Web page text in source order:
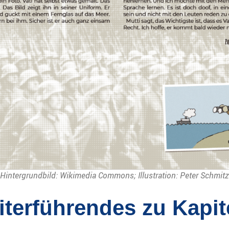
Hintergrundbild: Wikimedia Commons; Illustration: Peter Schmitz
zu